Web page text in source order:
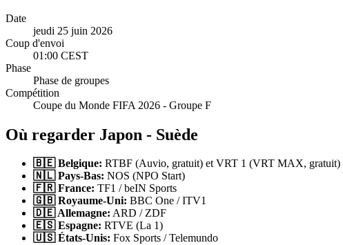
Date
jeudi 25 juin 2026
Coup d'envoi
01:00 CEST
Phase
Phase de groupes
Compétition
Coupe du Monde FIFA 2026 - Groupe F
Où regarder Japon - Suède
🇧🇪 Belgique: RTBF (Auvio, gratuit) et VRT 1 (VRT MAX, gratuit)
🇳🇱 Pays-Bas: NOS (NPO Start)
🇫🇷 France: TF1 / beIN Sports
🇬🇧 Royaume-Uni: BBC One / ITV1
🇩🇪 Allemagne: ARD / ZDF
🇪🇸 Espagne: RTVE (La 1)
🇺🇸 États-Unis: Fox Sports / Telemundo